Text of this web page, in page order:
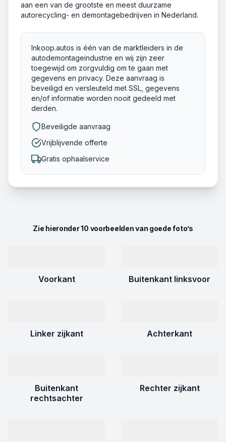
aan een van de grootste en meest duurzame
autorecycling- en demontagebedrijven in Nederland.
Inkoop.autos is één van de marktleiders in de
autodemontageindustrie en wij zijn zeer
toegewijd om zorgvuldig om te gaan met
gegevens en privacy. Deze aanvraag is
beveiligd en versleuteld met SSL, gegevens
en/of informatie worden nooit gedeeld met
derden.
Beveiligde aanvraag
Vrijblijvende offerte
Gratis ophaalservice
Zie hieronder 10 voorbeelden van goede foto’s
Voorkant Buitenkant linksvoor
Linker zijkant Achterkant
Buitenkant
rechtsachter
Rechter zijkant